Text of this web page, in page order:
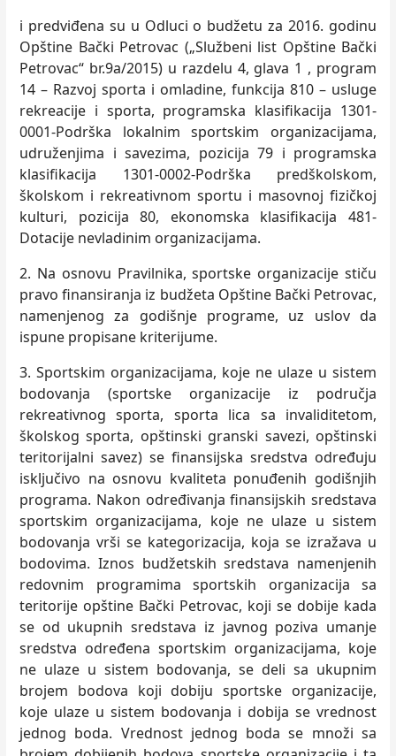
i predviđena su u Odluci o budžetu za 2016. godinu
Opštine Bački Petrovac („Službeni list Opštine Bački
Petrovac“ br.9a/2015) u razdelu 4, glava 1 , program
14 – Razvoj sporta i omladine, funkcija 810 – usluge
rekreacije i sporta, programska klasifikacija 1301-
0001-Podrška lokalnim sportskim organizacijama,
udruženjima i savezima, pozicija 79 i programska
klasifikacija 1301-0002-Podrška predškolskom,
školskom i rekreativnom sportu i masovnoj fizičkoj
kulturi, pozicija 80, ekonomska klasifikacija 481-
Dotacije nevladinim organizacijama.
2. Na osnovu Pravilnika, sportske organizacije stiču
pravo finansiranja iz budžeta Opštine Bački Petrovac,
namenjenog za godišnje programe, uz uslov da
ispune propisane kriterijume.
3. Sportskim organizacijama, koje ne ulaze u sistem
bodovanja (sportske organizacije iz područja
rekreativnog sporta, sporta lica sa invaliditetom,
školskog sporta, opštinski granski savezi, opštinski
teritorijalni savez) se finansijska sredstva određuju
isklјučivo na osnovu kvaliteta ponuđenih godišnjih
programa. Nakon određivanja finansijskih sredstava
sportskim organizacijama, koje ne ulaze u sistem
bodovanja vrši se kategorizacija, koja se izražava u
bodovima. Iznos budžetskih sredstava namenjenih
redovnim programima sportskih organizacija sa
teritorije opštine Bački Petrovac, koji se dobije kada
se od ukupnih sredstava iz javnog poziva umanje
sredstva određena sportskim organizacijama, koje
ne ulaze u sistem bodovanja, se deli sa ukupnim
brojem bodova koji dobiju sportske organizacije,
koje ulaze u sistem bodovanja i dobija se vrednost
jednog boda. Vrednost jednog boda se množi sa